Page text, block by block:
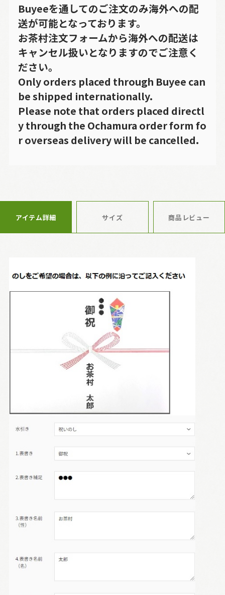
Buyeeを通してのご注文のみ海外への配
送が可能となっております。
お茶村注文フォームから海外への配送は
キャンセル扱いとなりますのでご注意く
ださい。
Only orders placed through Buyee can
be shipped internationally.
Please note that orders placed directl
y through the Ochamura order form fo
r overseas delivery will be cancelled.
アイテム詳細 サイズ 商品レビュー